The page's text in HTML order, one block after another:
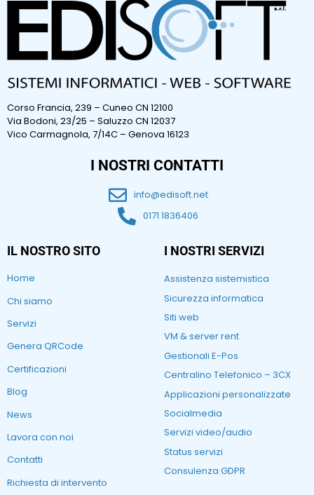
Corso Francia, 239 – Cuneo CN 12100
Via Bodoni, 23/25 – Saluzzo CN 12037
Vico Carmagnola, 7/14C – Genova 16123
I NOSTRI CONTATTI
info@edisoft.net
0171 1836406
IL NOSTRO SITO
Home
Chi siamo
Servizi
Genera QRCode
Certificazioni
Blog
News
Lavora con noi
Contatti
Richiesta di intervento
I NOSTRI SERVIZI
Assistenza sistemistica
Sicurezza informatica
Siti web
VM & server rent
Gestionali E-Pos
Centralino Telefonico – 3CX
Applicazioni personalizzate
Socialmedia
Servizi video/audio
Status servizi
Consulenza GDPR